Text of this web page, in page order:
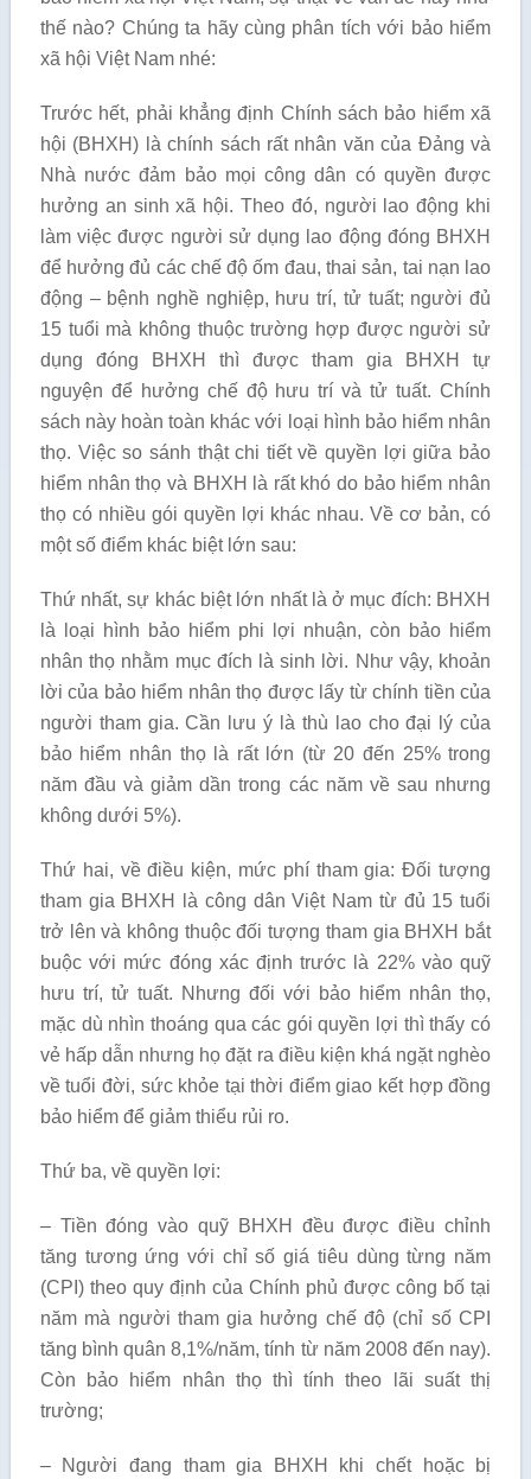
thế nào? Chúng ta hãy cùng phân tích với bảo hiểm
xã hội Việt Nam nhé:
Trước hết, phải khẳng định Chính sách bảo hiểm xã
hội (BHXH) là chính sách rất nhân văn của Đảng và
Nhà nước đảm bảo mọi công dân có quyền được
hưởng an sinh xã hội. Theo đó, người lao động khi
làm việc được người sử dụng lao động đóng BHXH
để hưởng đủ các chế độ ốm đau, thai sản, tai nạn lao
động – bệnh nghề nghiệp, hưu trí, tử tuất; người đủ
15 tuổi mà không thuộc trường hợp được người sử
dụng đóng BHXH thì được tham gia BHXH tự
nguyện để hưởng chế độ hưu trí và tử tuất. Chính
sách này hoàn toàn khác với loại hình bảo hiểm nhân
thọ. Việc so sánh thật chi tiết về quyền lợi giữa bảo
hiểm nhân thọ và BHXH là rất khó do bảo hiểm nhân
thọ có nhiều gói quyền lợi khác nhau. Về cơ bản, có
một số điểm khác biệt lớn sau:
Thứ nhất, sự khác biệt lớn nhất là ở mục đích: BHXH
là loại hình bảo hiểm phi lợi nhuận, còn bảo hiểm
nhân thọ nhằm mục đích là sinh lời. Như vậy, khoản
lời của bảo hiểm nhân thọ được lấy từ chính tiền của
người tham gia. Cần lưu ý là thù lao cho đại lý của
bảo hiểm nhân thọ là rất lớn (từ 20 đến 25% trong
năm đầu và giảm dần trong các năm về sau nhưng
không dưới 5%).
Thứ hai, về điều kiện, mức phí tham gia: Đối tượng
tham gia BHXH là công dân Việt Nam từ đủ 15 tuổi
trở lên và không thuộc đối tượng tham gia BHXH bắt
buộc với mức đóng xác định trước là 22% vào quỹ
hưu trí, tử tuất. Nhưng đối với bảo hiểm nhân thọ,
mặc dù nhìn thoáng qua các gói quyền lợi thì thấy có
vẻ hấp dẫn nhưng họ đặt ra điều kiện khá ngặt nghèo
về tuổi đời, sức khỏe tại thời điểm giao kết hợp đồng
bảo hiểm để giảm thiểu rủi ro.
Thứ ba, về quyền lợi:
– Tiền đóng vào quỹ BHXH đều được điều chỉnh
tăng tương ứng với chỉ số giá tiêu dùng từng năm
(CPI) theo quy định của Chính phủ được công bố tại
năm mà người tham gia hưởng chế độ (chỉ số CPI
tăng bình quân 8,1%/năm, tính từ năm 2008 đến nay).
Còn bảo hiểm nhân thọ thì tính theo lãi suất thị
trường;
– Người đang tham gia BHXH khi chết hoặc bị